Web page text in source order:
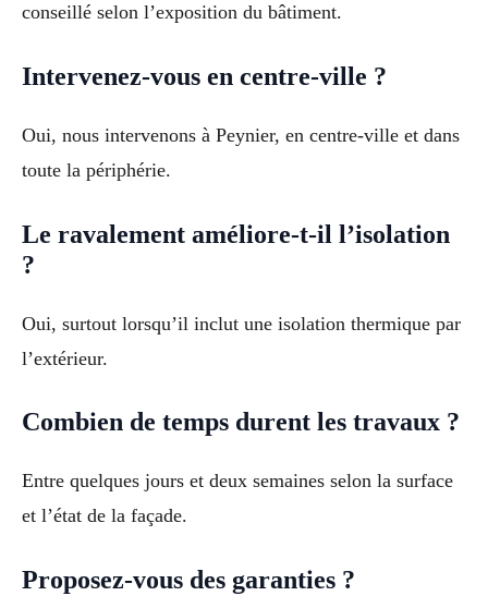
conseillé selon l’exposition du bâtiment.
Intervenez-vous en centre-ville ?
Oui, nous intervenons à Peynier, en centre-ville et dans
toute la périphérie.
Le ravalement améliore-t-il l’isolation
?
Oui, surtout lorsqu’il inclut une isolation thermique par
l’extérieur.
Combien de temps durent les travaux ?
Entre quelques jours et deux semaines selon la surface
et l’état de la façade.
Proposez-vous des garanties ?